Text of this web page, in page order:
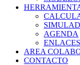
AGENDA
AREA
CONTACTO